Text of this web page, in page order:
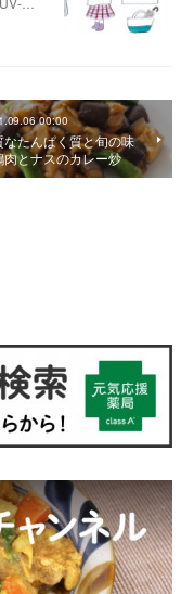
00:00
なたんぱく質と旬の味
肉とナスのカレー炒